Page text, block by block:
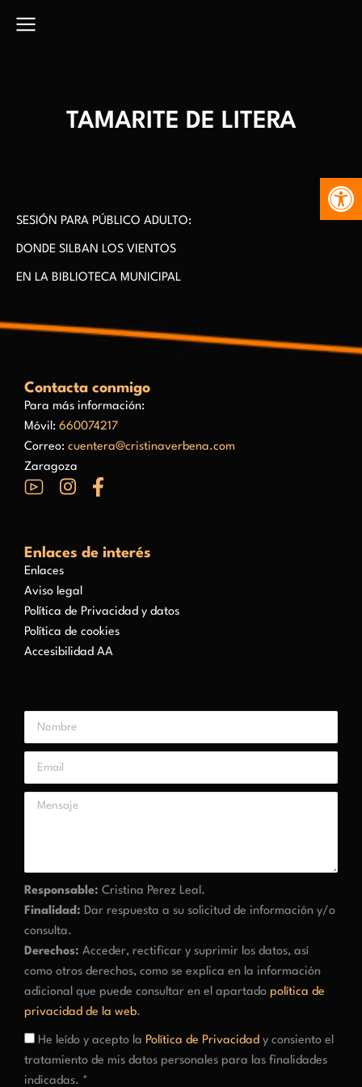
TAMARITE DE LITERA
SESIÓN PARA PÚBLICO ADULTO:
DONDE SILBAN LOS VIENTOS
EN LA BIBLIOTECA MUNICIPAL
Contacta conmigo
Para más información:
Móvil: 660074217
Correo: cuentera@cristinaverbena.com
Zaragoza
Enlaces de interés
Enlaces
Aviso legal
Política de Privacidad y datos
Política de cookies
Accesibilidad AA
Responsable: Cristina Perez Leal.
Finalidad: Dar respuesta a su solicitud de información y/o
consulta.
Derechos: Acceder, rectificar y suprimir los datos, así
como otros derechos, como se explica en la información
adicional que puede consultar en el apartado política de
privacidad de la web.
He leído y acepto la Política de Privacidad y consiento el
tratamiento de mis datos personales para las finalidades
indicadas. *